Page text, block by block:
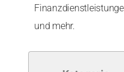
und mehr.